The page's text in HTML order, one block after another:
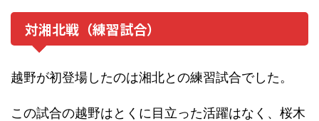
対湘北戦（練習試合）
越野が初登場したのは湘北との練習試合でした。
この試合の越野はとくに目立った活躍はなく、桜木